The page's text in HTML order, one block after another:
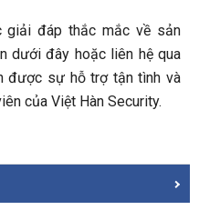
giải đáp thắc mắc về sản
dưới đây hoặc liên hệ qua
được sự hỗ trợ tận tình và
của Việt Hàn Security.